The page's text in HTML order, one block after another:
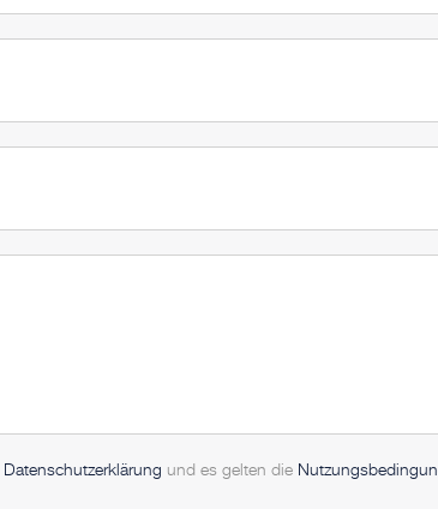
Datenschutzerklärung und es gelten die